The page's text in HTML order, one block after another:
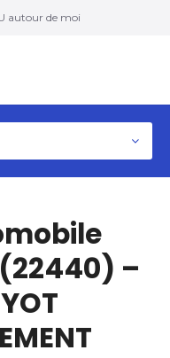
autour de moi
(22440) –